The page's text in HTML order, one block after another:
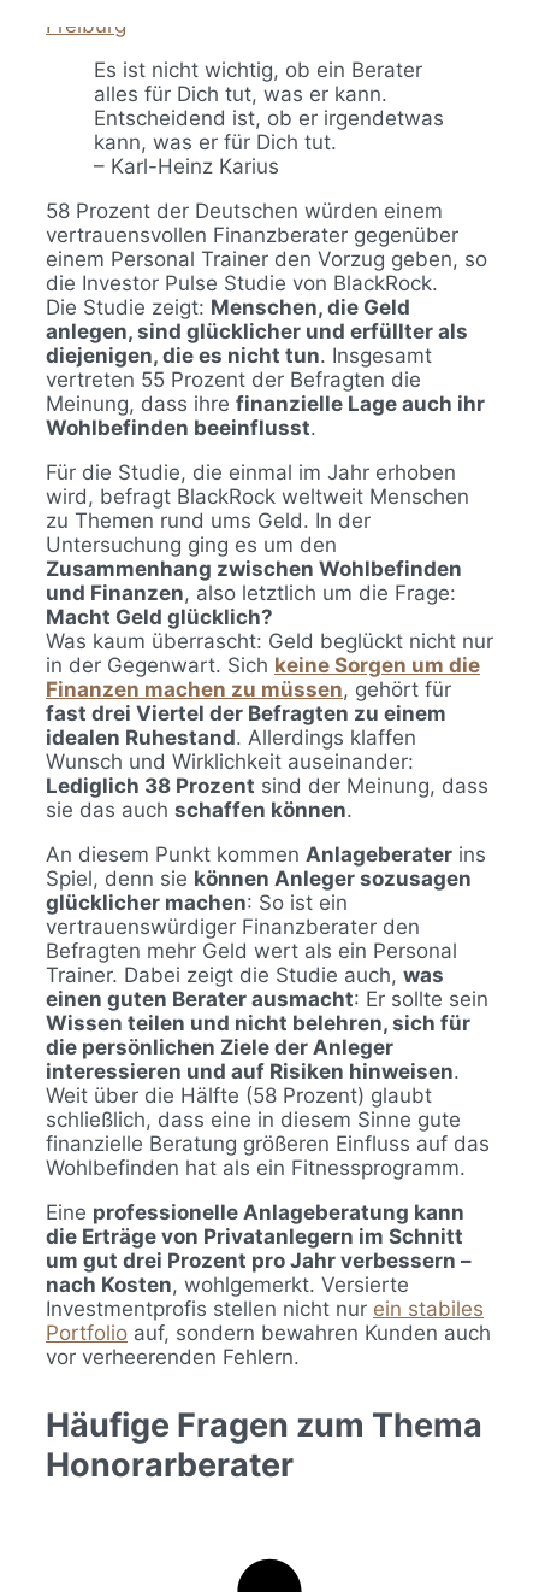
Freiburg
Es ist nicht wichtig, ob ein Berater
alles für Dich tut, was er kann.
Entscheidend ist, ob er irgendetwas
kann, was er für Dich tut.
– Karl-Heinz Karius
58 Prozent der Deutschen würden einem
vertrauensvollen Finanzberater gegenüber
einem Personal Trainer den Vorzug geben, so
die Investor Pulse Studie von BlackRock.
Die Studie zeigt: Menschen, die Geld
anlegen, sind glücklicher und erfüllter als
diejenigen, die es nicht tun. Insgesamt
vertreten 55 Prozent der Befragten die
Meinung, dass ihre finanzielle Lage auch ihr
Wohlbefinden beeinflusst.
Für die Studie, die einmal im Jahr erhoben
wird, befragt BlackRock weltweit Menschen
zu Themen rund ums Geld. In der
Untersuchung ging es um den
Zusammenhang zwischen Wohlbefinden
und Finanzen, also letztlich um die Frage:
Macht Geld glücklich?
Was kaum überrascht: Geld beglückt nicht nur
in der Gegenwart. Sich keine Sorgen um die
Finanzen machen zu müssen, gehört für
fast drei Viertel der Befragten zu einem
idealen Ruhestand. Allerdings klaffen
Wunsch und Wirklichkeit auseinander:
Lediglich 38 Prozent sind der Meinung, dass
sie das auch schaffen können.
An diesem Punkt kommen Anlageberater ins
Spiel, denn sie können Anleger sozusagen
glücklicher machen: So ist ein
vertrauenswürdiger Finanzberater den
Befragten mehr Geld wert als ein Personal
Trainer. Dabei zeigt die Studie auch, was
einen guten Berater ausmacht: Er sollte sein
Wissen teilen und nicht belehren, sich für
die persönlichen Ziele der Anleger
interessieren und auf Risiken hinweisen.
Weit über die Hälfte (58 Prozent) glaubt
schließlich, dass eine in diesem Sinne gute
finanzielle Beratung größeren Einfluss auf das
Wohlbefinden hat als ein Fitnessprogramm.
Eine professionelle Anlageberatung kann
die Erträge von Privatanlegern im Schnitt
um gut drei Prozent pro Jahr verbessern –
nach Kosten, wohlgemerkt. Versierte
Investmentprofis stellen nicht nur ein stabiles
Portfolio auf, sondern bewahren Kunden auch
vor verheerenden Fehlern.
Häufige Fragen zum Thema
Honorarberater